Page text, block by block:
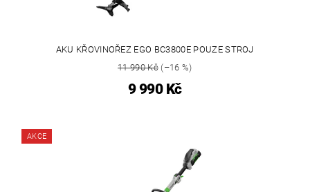
AKU KŘOVINOŘEZ EGO BC3800E POUZE STROJ
11 990 Kč(–16 %)
9 990 Kč
AKCE